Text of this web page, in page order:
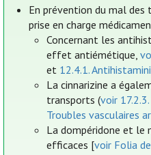
En prévention du mal des
prise en charge
Concernant les
effet antiémétique,
et 12.4.1.
La cinnarizine a
transports (voir
Troubles vasculaires
La dompéridone et le
efficaces [voir Folia